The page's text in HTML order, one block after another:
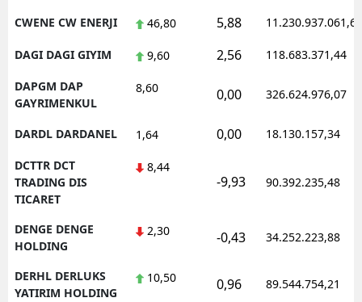
CWENE CW ENERJI 46,80 5,88 11.230.937.061,62
DAGI DAGI GIYIM 9,60 2,56 118.683.371,44
DAPGM DAP
GAYRIMENKUL
8,60 0,00 326.624.976,07
DARDL DARDANEL 1,64 0,00 18.130.157,34
DCTTR DCT
TRADING DIS
TICARET
8,44
-9,93 90.392.235,48
DENGE DENGE
HOLDING
2,30 -0,43 34.252.223,88
DERHL DERLUKS
YATIRIM HOLDING
10,50 0,96 89.544.754,21